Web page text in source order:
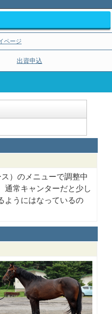
ページ
出資申込
）のメニューで調整中
通常キャンターだと少し
ようにはなっているの